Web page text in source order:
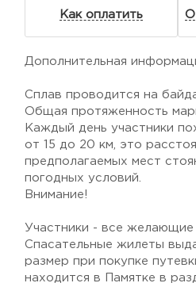
Как оплатить
Дополнительная
Сплав проводится на
Общая протяженность
Каждый день участники
от 15 до 20 км, это
предполагаемых мест
погодных условий.
Внимание!
Участники - все желающие
Спасательные жилеты
размер при покупке
находится в Памятке в